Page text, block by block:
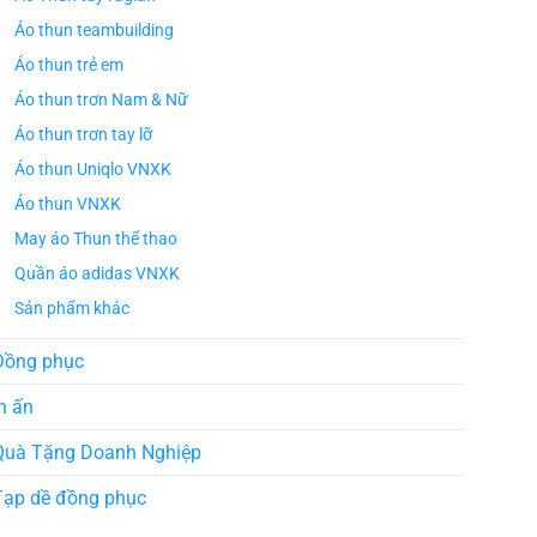
Áo thun teambuilding
Áo thun trẻ em
Áo thun trơn Nam & Nữ
Áo thun trơn tay lỡ
Áo thun Uniqlo VNXK
Áo thun VNXK
May áo Thun thể thao
Quần áo adidas VNXK
Sản phẩm khác
phục
ấn
Tặng Doanh Nghiệp
dề đồng phục